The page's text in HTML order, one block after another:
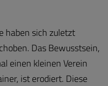
haben sich zuletzt
Das Bewusstsein,
einen kleinen Verein
ist erodiert. Diese